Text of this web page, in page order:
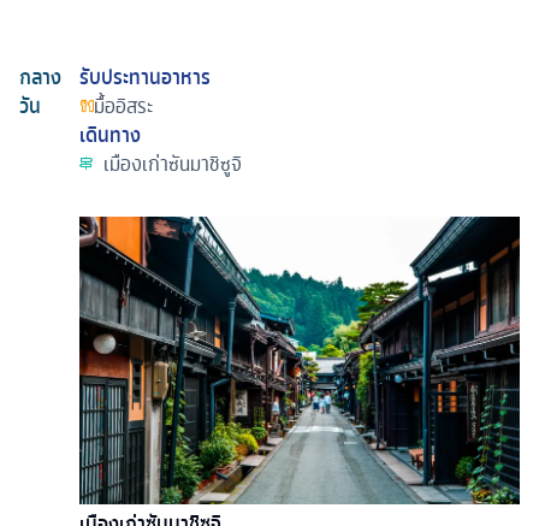
กลาง
วัน
รับประทานอาหาร
มื้ออิสระ
เดินทาง
เมืองเก่าซันมาชิซูจิ